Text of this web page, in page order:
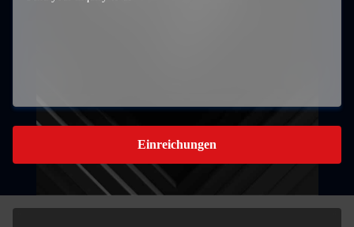
Einreichungen